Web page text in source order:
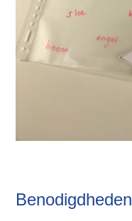
Benodigdheden